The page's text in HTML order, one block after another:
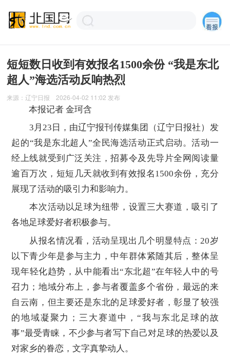
短短数日收到有效报名1500余份 “我是东北
超人”海选活动反响热烈
来源：辽宁日报 2026-04-02 11:02 发布
本报记者 金珂含
3月23日，由辽宁报刊传媒集团（辽宁日报社）发
起的“我是东北超人”全民海选活动正式启动。活动一
经上线就受到广泛关注，招募令及先导片全网阅读量
逾百万次，短短几天就收到有效报名1500余份，充分
展现了活动的吸引力和影响力。
本次活动以足球为纽带，设置三大赛道，吸引了
各地足球爱好者积极参与。
从报名情况看，活动呈现出几个明显特点：20岁
以下青少年是参与主力，中年群体紧随其后，整体呈
现年轻化趋势，从中能看出“东北超”在年轻人中的号
召力；地域分布上，参与者覆盖多个省份，最远的来
自云南，但主要还是东北的足球爱好者，彰显了较强
的地域凝聚力；三大赛道中，“我与东北足球的故
事”最受青睐，不少参与者写下自己对足球的热爱以及
对家乡的眷恋，文字真挚动人。